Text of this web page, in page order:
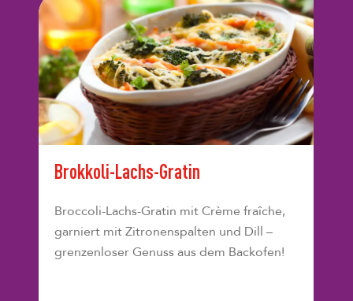
Brokkoli-Lachs-Gratin
Broccoli-Lachs-Gratin mit Crème fraîche,
garniert mit Zitronenspalten und Dill –
grenzenloser Genuss aus dem Backofen!